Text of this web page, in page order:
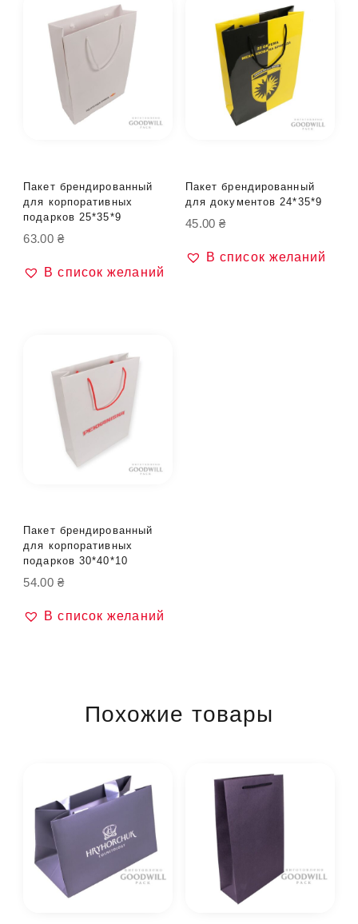
Пакет брендированный
для корпоративных
подарков 25*35*9
63.00 ₴
В список желаний
Пакет брендированный
для документов 24*35*9
45.00₴
В список желаний
Пакет брендированный
для корпоративных
подарков 30*40*10
54.00 ₴
В список желаний
Похожие товары